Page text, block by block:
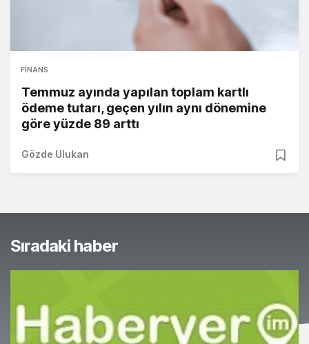
FINANS
Temmuz ayında yapılan toplam kartlı
ödeme tutarı, geçen yılın aynı dönemine
göre yüzde 89 arttı
Gözde Ulukan
Sıradaki haber